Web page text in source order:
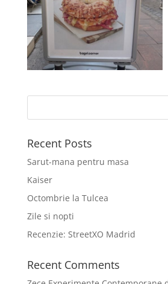
Recent Posts
Sarut-mana pentru masa
Kaiser
Octombrie la Tulcea
Zile si nopti
Recenzie: StreetXO Madrid
Recent Comments